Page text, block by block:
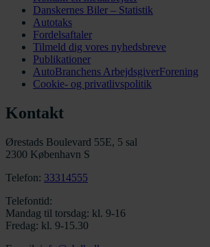
Danskernes Biler – Statistik
Autotaks
Fordelsaftaler
Tilmeld dig vores nyhedsbreve
Publikationer
AutoBranchens ArbejdsgiverForening
Cookie- og privatlivspolitik
Kontakt
Ørestads Boulevard 55E, 5 sal
2300 København S
Telefon: 33314555
Telefontid:
Mandag til torsdag: kl. 9-16
Fredag: kl. 9-15.30